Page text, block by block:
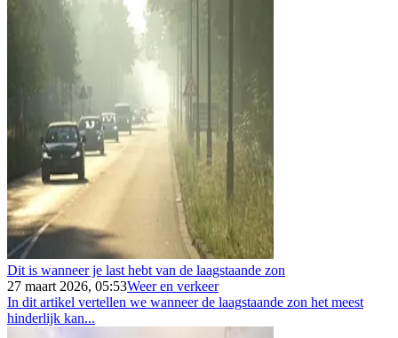
Dit is wanneer je last hebt van de laagstaande zon
27 maart 2026, 05:53Weer en verkeer
In dit artikel vertellen we wanneer de laagstaande zon het meest
hinderlijk kan...